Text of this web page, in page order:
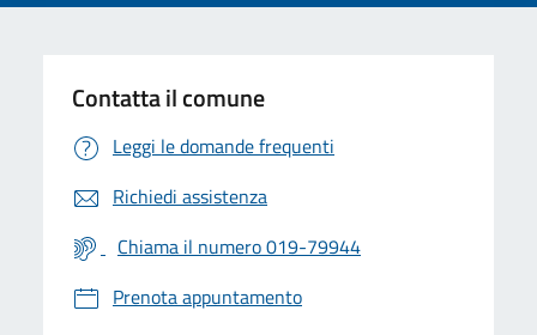
Contatta il comune
Leggi le domande frequenti
Richiedi assistenza
Chiama il numero 019-79944
Prenota appuntamento